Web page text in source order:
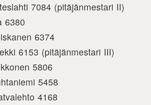
7084 (pitäjänmestari II)
6380
6374
6153 (pitäjänmestari III)
5806
5458
4168